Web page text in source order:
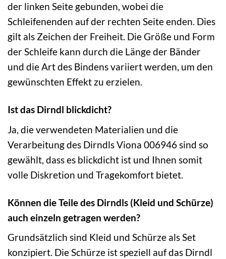
der linken Seite gebunden, wobei die
Schleifenenden auf der rechten Seite enden. Dies
gilt als Zeichen der Freiheit. Die Größe und Form
der Schleife kann durch die Länge der Bänder
und die Art des Bindens variiert werden, um den
gewünschten Effekt zu erzielen.
Ist das Dirndl blickdicht?
Ja, die verwendeten Materialien und die
Verarbeitung des Dirndls Viona 006946 sind so
gewählt, dass es blickdicht ist und Ihnen somit
volle Diskretion und Tragekomfort bietet.
Können die Teile des Dirndls (Kleid und Schürze)
auch einzeln getragen werden?
Grundsätzlich sind Kleid und Schürze als Set
konzipiert. Die Schürze ist speziell auf das Dirndl